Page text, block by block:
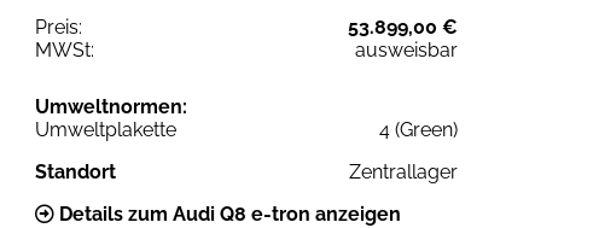
Preis:
53.899,00 €
MWSt:
ausweisbar
Umweltnormen:
Umweltplakette
4 (Green)
Standort
Zentrallager
Details zum Audi Q8 e-tron anzeigen